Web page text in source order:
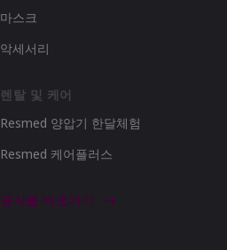
마스크
악세서리
렌탈 및 케어
Resmed 양압기 한달체험
Resmed 케어플러스
공식몰 바로가기